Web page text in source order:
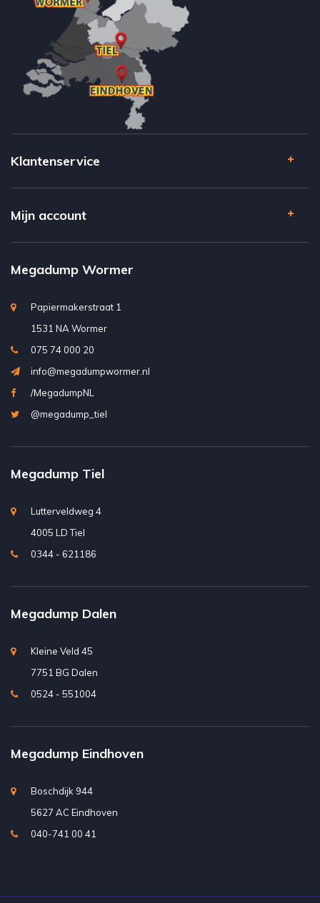
Klantenservice
Mijn account
Megadump Wormer
Papiermakerstraat 1
1531 NA Wormer
075 74 000 20
info@megadumpwormer.nl
/MegadumpNL
@megadump_tiel
Megadump Tiel
Lutterveldweg 4
4005 LD Tiel
0344 - 621186
Megadump Dalen
Kleine Veld 45
7751 BG Dalen
0524 - 551004
Megadump Eindhoven
Boschdijk 944
5627 AC Eindhoven
040-741 00 41